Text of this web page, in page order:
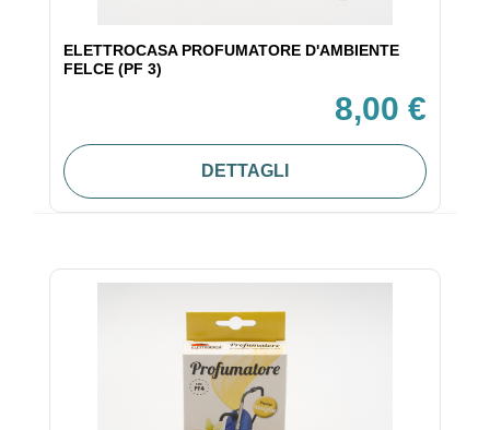
ELETTROCASA PROFUMATORE D'AMBIENTE
FELCE (PF 3)
8,00 €
DETTAGLI